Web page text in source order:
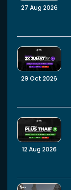
27 Aug 2026
29 Oct 2026
12 Aug 2026